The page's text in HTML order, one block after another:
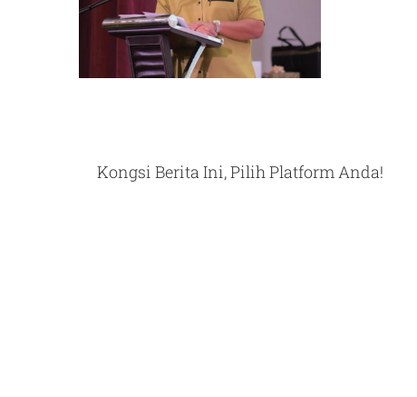
Kongsi Berita Ini, Pilih Platform Anda!